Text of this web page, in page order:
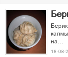
на…
18-08-